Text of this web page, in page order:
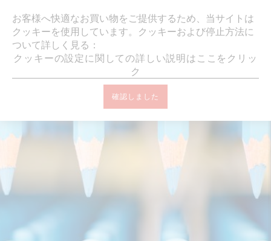
オンラインブティック ホーム 画材 ホビーズ
お客様へ快適なお買い物をご提供するため、当サイトは
クッキーを使用しています。クッキーおよび停止方法に
ついて詳しく見る：
クッキーの設定に関しての詳しい説明はここをクリッ
ク
確認しました